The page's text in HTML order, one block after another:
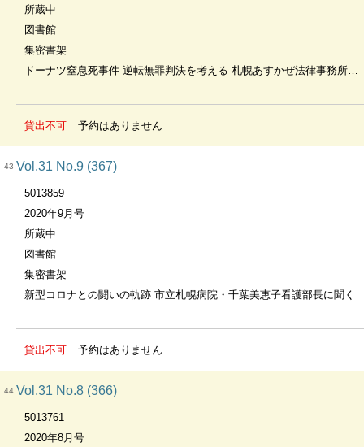
所蔵中
図書館
集密書架
ドーナツ窒息死事件 逆転無罪判決を考える 札幌あすかぜ法律事務所・川北映輔弁護士に聞く
貸出不可 予約はありません
43 Vol.31 No.9 (367)
5013859
2020年9月号
所蔵中
図書館
集密書架
新型コロナとの闘いの軌跡 市立札幌病院・千葉美恵子看護部長に聞く
貸出不可 予約はありません
44 Vol.31 No.8 (366)
5013761
2020年8月号